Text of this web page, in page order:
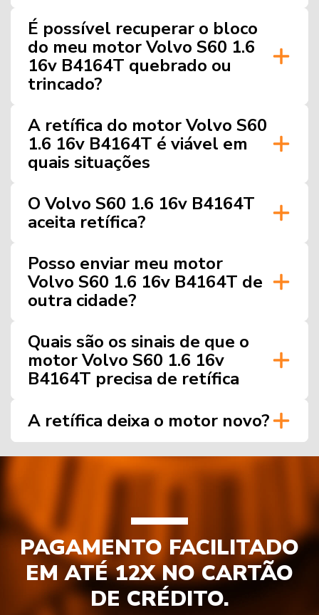
É possível recuperar o bloco
do meu motor Volvo S60 1.6
16v B4164T quebrado ou
trincado?
A retífica do motor Volvo S60
1.6 16v B4164T é viável em
quais situações
O Volvo S60 1.6 16v B4164T
aceita retífica?
Posso enviar meu motor
Volvo S60 1.6 16v B4164T de
outra cidade?
Quais são os sinais de que o
motor Volvo S60 1.6 16v
B4164T precisa de retífica
A retífica deixa o motor novo?
PAGAMENTO FACILITADO
EM ATÉ 12X NO CARTÃO
DE CRÉDITO.